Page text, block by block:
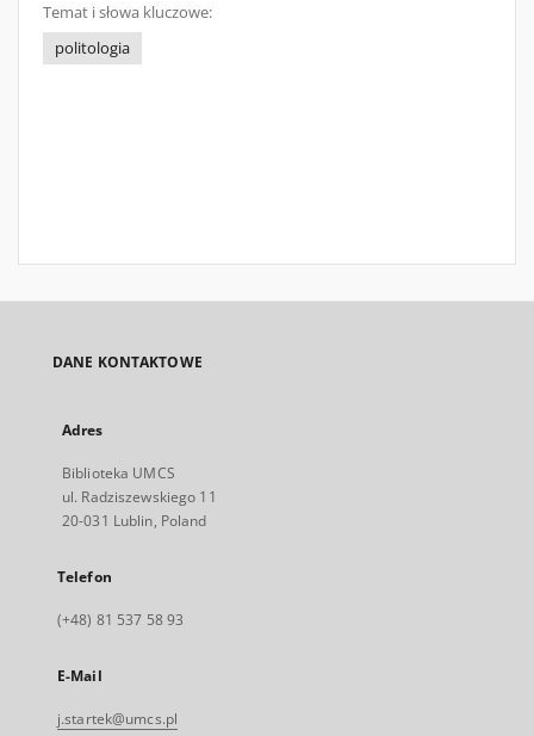
Temat i słowa kluczowe:
politologia
DANE KONTAKTOWE
Adres
Biblioteka UMCS
ul. Radziszewskiego 11
20-031 Lublin, Poland
Telefon
(+48) 81 537 58 93
E-Mail
j.startek@umcs.pl